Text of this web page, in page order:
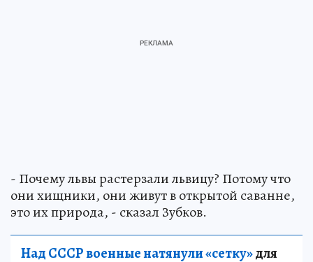
- Почему львы растерзали львицу? Потому что
они хищники, они живут в открытой саванне,
это их природа, - сказал Зубков.
Над СССР военные натянули «сетку»для